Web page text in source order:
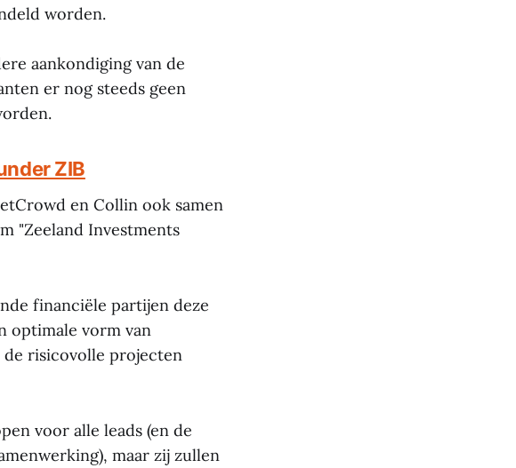
worden.
aankondiging van de
er nog steeds geen
ZIB
en Collin ook samen
"Zeeland Investments
financiële partijen deze
optimale vorm van
de risicovolle projecten
voor alle leads (en de
maar zij zullen